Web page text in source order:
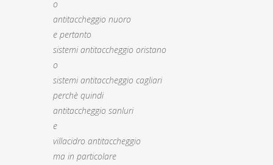
o
antitaccheggio nuoro
e pertanto
sistemi antitaccheggio oristano
o
sistemi antitaccheggio cagliari
perchè quindi
antitaccheggio sanluri
e
villacidro antitaccheggio
ma in particolare